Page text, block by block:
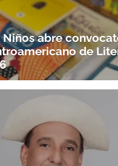
Niños abre
de